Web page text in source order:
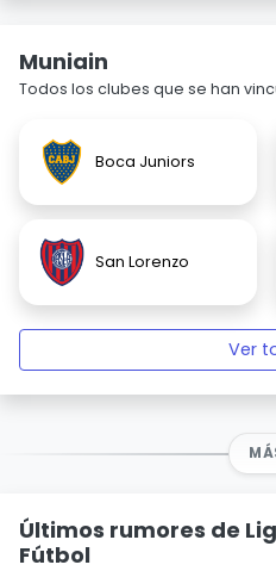
Muniain
Todos los clubes que se han
Boca Juniors
San Lorenzo
Ver
Últimos rumores de
Fútbol